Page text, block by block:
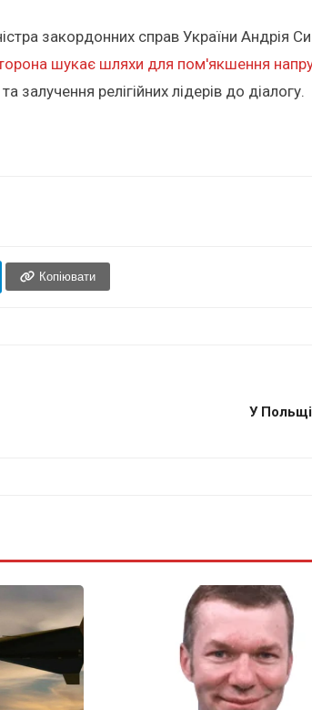
закордонних справ України Андрія
шукає шляхи для пом'якшення
залучення релігійних лідерів до діалогу.
Копіювати
У